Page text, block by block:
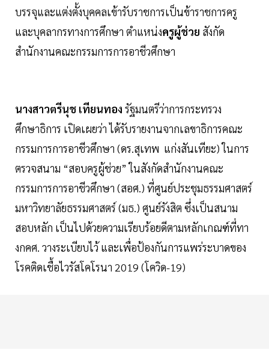
บรรจุและแต่งตั้งบุคคลเข้ารับราชการเป็นข้าราชการครู
และบุคลากรทางการศึกษา ตำแหน่งครูผู้ช่วย สังกัด
สำนักงานคณะกรรมการการอาชีวศึกษา
นางสาวตรีนุช เทียนทอง รัฐมนตรีว่าการกระทรวง
ศึกษาธิการ เปิดเผยว่า ได้รับรายงานจากเลขาธิการคณะ
กรรมการการอาชีวศึกษา (ดร.สุเทพ แก่งสันเทียะ) ในการ
ตรวจสนาม “สอบครูผู้ช่วย” ในสังกัดสำนักงานคณะ
กรรมการการอาชีวศึกษา (สอศ.) ที่ศูนย์ประชุมธรรมศาสตร์
มหาวิทยาลัยธรรมศาสตร์ (มธ.) ศูนย์รังสิต ซึ่งเป็นสนาม
สอบหลัก เป็นไปด้วยความเรียบร้อยดีตามหลักเกณฑ์ที่ทา
งกคศ. วางระเบียบไว้ และเพื่อป้องกันการแพร่ระบาดของ
โรคติดเชื้อไวรัสโคโรนา 2019 (โควิด-19)